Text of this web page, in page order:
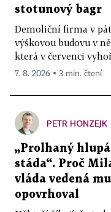
stotunový bagr
Demoliční firma v
výškovou budovu v
která v červenci
7. 8. 2026 ▪ 3 min. čtení
PETR HONZEJK
„Prolhaný
stáda“. Proč
vláda vedená
opovrhoval